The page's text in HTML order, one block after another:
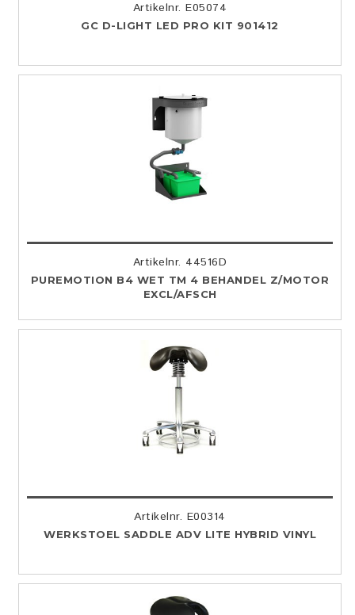
Artikelnr. E05074
GC D-LIGHT LED PRO KIT 901412
Artikelnr. 44516D
PUREMOTION B4 WET TM 4 BEHANDEL Z/MOTOR
EXCL/AFSCH
Artikelnr. E00314
WERKSTOEL SADDLE ADV LITE HYBRID VINYL